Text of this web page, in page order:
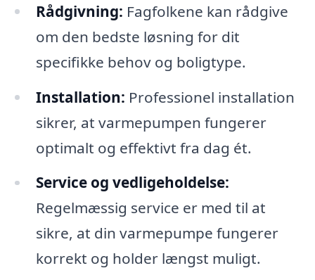
Rådgivning: Fagfolkene kan rådgive
om den bedste løsning for dit
specifikke behov og boligtype.
Installation: Professionel installation
sikrer, at varmepumpen fungerer
optimalt og effektivt fra dag ét.
Service og vedligeholdelse:
Regelmæssig service er med til at
sikre, at din varmepumpe fungerer
korrekt og holder længst muligt.